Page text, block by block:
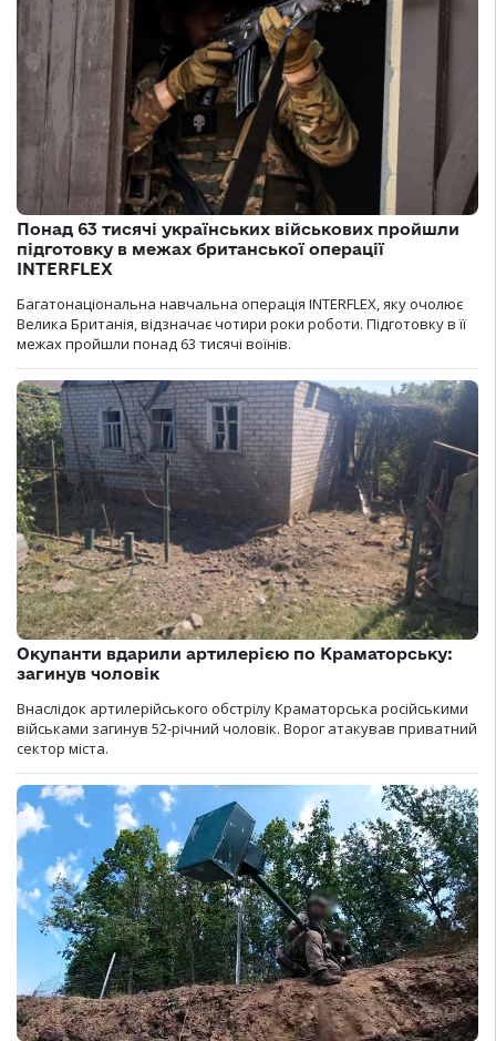
Понад 63 тисячі українських військових пройшли
підготовку в межах британської операції
INTERFLEX
Багатонаціональна навчальна операція INTERFLEX, яку очолює
Велика Британія, відзначає чотири роки роботи. Підготовку в її
межах пройшли понад 63 тисячі воїнів.
Окупанти вдарили артилерією по Краматорську:
загинув чоловік
Внаслідок артилерійського обстрілу Краматорська російськими
військами загинув 52-річний чоловік. Ворог атакував приватний
сектор міста.